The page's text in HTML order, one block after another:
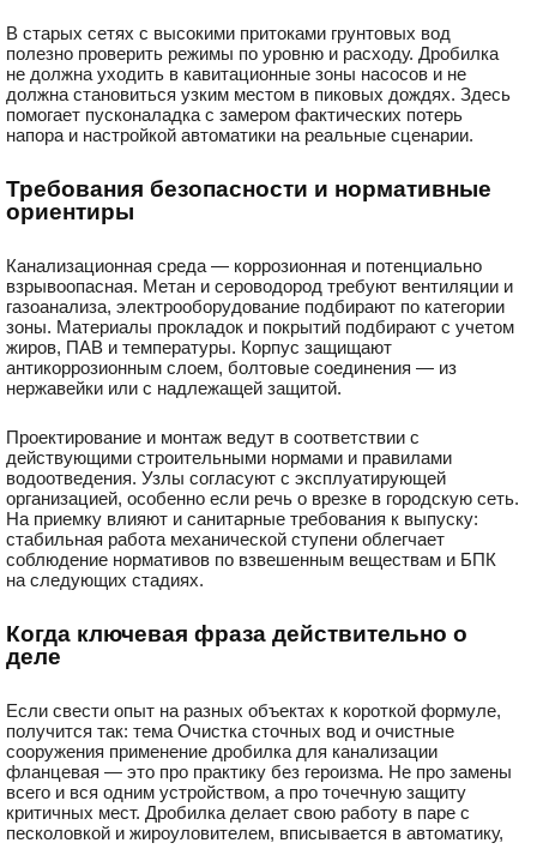
В старых сетях с высокими притоками грунтовых вод
полезно проверить режимы по уровню и расходу. Дробилка
не должна уходить в кавитационные зоны насосов и не
должна становиться узким местом в пиковых дождях. Здесь
помогает пусконаладка с замером фактических потерь
напора и настройкой автоматики на реальные сценарии.
Требования безопасности и нормативные
ориентиры
Канализационная среда — коррозионная и потенциально
взрывоопасная. Метан и сероводород требуют вентиляции и
газоанализа, электрооборудование подбирают по категории
зоны. Материалы прокладок и покрытий подбирают с учетом
жиров, ПАВ и температуры. Корпус защищают
антикоррозионным слоем, болтовые соединения — из
нержавейки или с надлежащей защитой.
Проектирование и монтаж ведут в соответствии с
действующими строительными нормами и правилами
водоотведения. Узлы согласуют с эксплуатирующей
организацией, особенно если речь о врезке в городскую сеть.
На приемку влияют и санитарные требования к выпуску:
стабильная работа механической ступени облегчает
соблюдение нормативов по взвешенным веществам и БПК
на следующих стадиях.
Когда ключевая фраза действительно о
деле
Если свести опыт на разных объектах к короткой формуле,
получится так: тема Очистка сточных вод и очистные
сооружения применение дробилка для канализации
фланцевая — это про практику без героизма. Не про замены
всего и вся одним устройством, а про точечную защиту
критичных мест. Дробилка делает свою работу в паре с
песколовкой и жироуловителем, вписывается в автоматику,